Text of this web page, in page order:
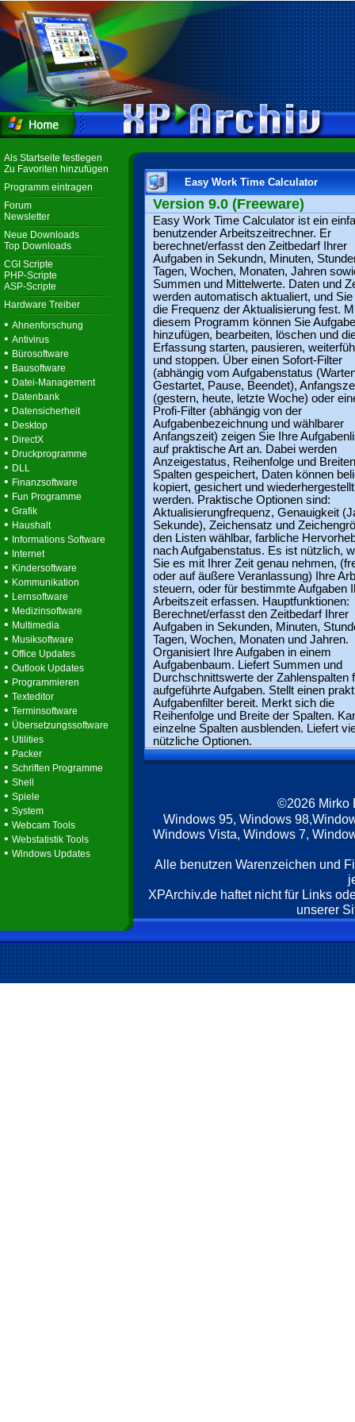
Als Startseite festlegen
Zu Favoriten hinzufügen
Programm eintragen
Forum
Newsletter
Neue Downloads
Top Downloads
CGI Scripte
PHP-Scripte
ASP-Scripte
Hardware Treiber
• Ahnenforschung
• Antivirus
• Bürosoftware
• Bausoftware
• Datei-Management
• Datenbank
• Datensicherheit
• Desktop
• DirectX
• Druckprogramme
• DLL
• Finanzsoftware
• Fun Programme
• Grafik
• Haushalt
• Informations Software
• Internet
• Kindersoftware
• Kommunikation
• Lernsoftware
• Medizinsoftware
• Multimedia
• Musiksoftware
• Office Updates
• Outlook Updates
• Programmieren
• Texteditor
• Terminsoftware
• Übersetzungssoftware
• Utilities
• Packer
• Schriften Programme
• Shell
• Spiele
• System
• Webcam Tools
• Webstatistik Tools
• Windows Updates
Easy Work Time Calculator
Version 9.0 (Freeware)
Easy Work Time Calculator ist ein
benutzender Arbeitszeitrechner. Er
berechnet/erfasst den Zeitbedarf Ihrer
Aufgaben in Sekundn, Minuten,
Tagen, Wochen, Monaten, Jahren
Summen und Mittelwerte. Daten und
werden automatisch aktualiert, und Sie
die Frequenz der Aktualisierung fest.
diesem Programm können Sie
hinzufügen, bearbeiten, löschen und
Erfassung starten, pausieren,
und stoppen. Über einen Sofort-Filter
(abhängig vom Aufgabenstatus
Gestartet, Pause, Beendet),
(gestern, heute, letzte Woche) oder
Profi-Filter (abhängig von der
Aufgabenbezeichnung und wählbarer
Anfangszeit) zeigen Sie Ihre
auf praktische Art an. Dabei werden
Anzeigestatus, Reihenfolge und
Spalten gespeichert, Daten können
kopiert, gesichert und wiederhergestellt
werden. Praktische Optionen sind:
Aktualisierungfrequenz, Genauigkeit
Sekunde), Zeichensatz und
den Listen wählbar, farbliche
nach Aufgabenstatus. Es ist nützlich,
Sie es mit Ihrer Zeit genau nehmen,
oder auf äußere Veranlassung) Ihre
steuern, oder für bestimmte Aufgaben
Arbeitszeit erfassen. Hauptfunktionen:
Berechnet/erfasst den Zeitbedarf Ihrer
Aufgaben in Sekunden, Minuten,
Tagen, Wochen, Monaten und Jahren.
Organisiert Ihre Aufgaben in einem
Aufgabenbaum. Liefert Summen und
Durchschnittswerte der Zahlenspalten
aufgeführte Aufgaben. Stellt einen
Aufgabenfilter bereit. Merkt sich die
Reihenfolge und Breite der Spalten.
einzelne Spalten ausblenden. Liefert
nützliche Optionen.
©2026 Mirko
Windows 95, Windows
Windows Vista, Windows 7,
Alle benutzen Warenzeichen und
XPArchiv.de haftet nicht für Links
unserer